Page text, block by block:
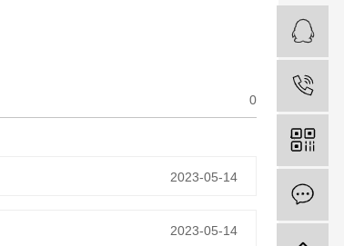
0
2023-05-14
2023-05-14